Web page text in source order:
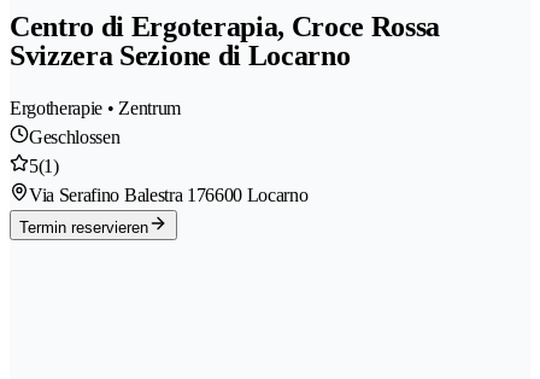
Centro di Ergoterapia, Croce Rossa
Svizzera Sezione di Locarno
Ergotherapie • Zentrum
Geschlossen
5(1)
Via Serafino Balestra 176600 Locarno
Termin reservieren